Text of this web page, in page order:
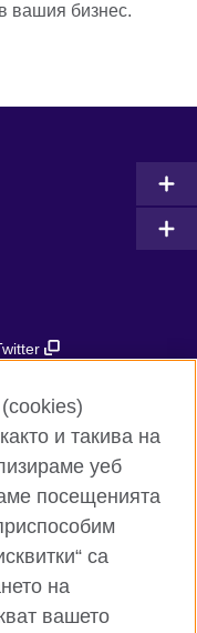
вашия бизнес.
RSS
и такива на
уеб
посещенията
са
на
вашето